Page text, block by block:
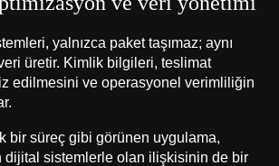
yalnızca paket taşımaz; aynı
üretir. Kimlik bilgileri, teslimat
edilmesini ve operasyonel verimliliğin
bir süreç gibi görünen uygulama,
dijital sistemlerle olan ilişkisinin de bir